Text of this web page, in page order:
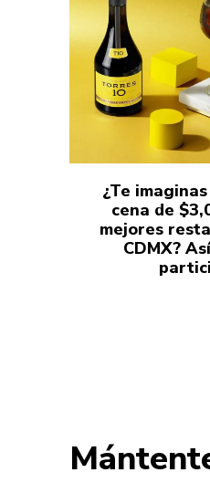
¿Te
cena de
mejores
CDMX?